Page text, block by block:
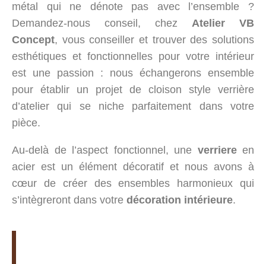
métal qui ne dénote pas avec l’ensemble ?
Demandez-nous conseil, chez Atelier VB
Concept, vous conseiller et trouver des solutions
esthétiques et fonctionnelles pour votre intérieur
est une passion : nous échangerons ensemble
pour établir un projet de cloison style verrière
d’atelier qui se niche parfaitement dans votre
pièce.
Au-delà de l’aspect fonctionnel, une verriereen
acier est un élément décoratif et nous avons à
cœur de créer des ensembles harmonieux qui
s’intègreront dans votre décoration intérieure.